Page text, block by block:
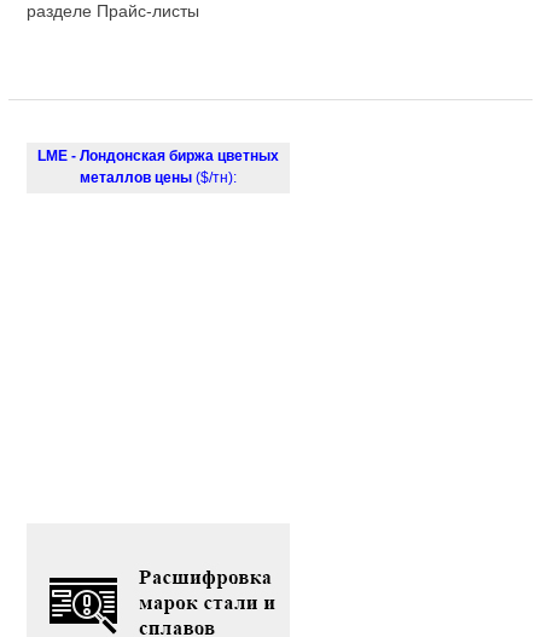
разделе Прайс-листы
LME - Лондонская биржа цветных
металлов цены ($/тн):